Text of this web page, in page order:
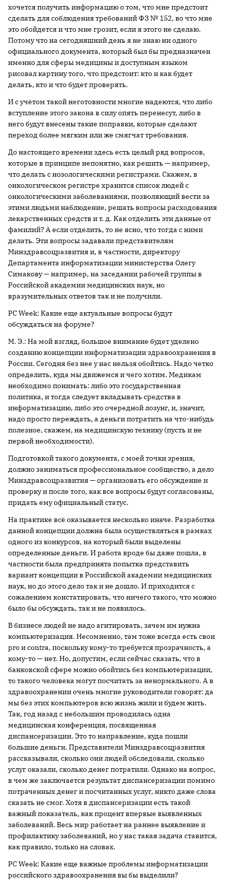
хочется получить информацию о том, что мне предстоит
сделать для соблюдения требований ФЗ № 152, во что мне
это обойдется и что мне грозит, если я этого не сделаю.
Потому что на сегодняшний день я не знаю ни одного
официального документа, который был бы предназначен
именно для сферы медицины и доступным языком
рисовал картину того, что предстоит: кто и как будет
делать, кто и что будет проверять.
И с учётом такой неготовности многие надеются, что либо
вступление этого закона в силу опять перенесут, либо в
него будут внесены такие поправки, которые сделают
переход более мягким или же смягчат требования.
До настоящего времени здесь есть целый ряд вопросов,
которые в принципе непонятно, как решить — например,
что делать с нозологическими регистрами. Скажем, в
онкологическом регистре хранится список людей с
онкологическими заболеваниями, позволяющий вести за
этими людьми наблюдение, решать вопросы расходования
лекарственных средств и т. д. Как отделить эти данные от
фамилий? А если отделить, то не ясно, что тогда с ними
делать. Эти вопросы задавали представителям
Минздравсоцразвития и, в частности, директору
Департамента информатизации министерства Олегу
Симакову — например, на заседании рабочей группы в
Российской академии медицинских наук, но
вразумительных ответов так и не получили.
PC Week: Какие еще актуальные вопросы будут
обсуждаться на форуме?
М. Э.: На мой взгляд, большое внимание будет уделено
созданию концепции информатизации здравоохранения в
России. Сегодня без нее у нас нельзя обойтись. Надо четко
определить, куда мы движемся и чего хотим. Медикам
необходимо понимать: либо это государственная
политика, и тогда следует вкладывать средства в
информатизацию, либо это очередной лозунг, и, значит,
надо просто переждать, а деньги потратить на что-нибудь
полезное, скажем, на медицинскую технику (пусть и не
первой необходимости).
Подготовкой такого документа, с моей точки зрения,
должно заниматься профессиональное сообщество, а дело
Минздравсоцразвития — организовать его обсуждение и
проверку и после того, как все вопросы будут согласованы,
придать ему официальный статус.
На практике всё оказывается несколько иначе. Разработка
данной концепции должна была осуществляться в рамках
одного из конкурсов, на который были выделены
определенные деньги. И работа вроде бы даже пошла, в
частности была предпринята попытка представить
вариант концепции в Российской академии медицинских
наук, но до этого дело так и не дошло. И приходится с
сожалением констатировать, что ничего такого, что можно
было бы обсуждать, так и не появилось.
В бизнесе людей не надо агитировать, зачем им нужна
компьютеризация. Несомненно, там тоже всегда есть свои
pro и contra, поскольку кому-то требуется прозрачность, а
кому-то — нет. Но, допустим, если сейчас сказать, что в
банковской сфере можно обойтись без компьютеризации,
то такого человека могут посчитать за ненормального. А в
здравоохранении очень многие руководители говорят: да
мы без этих компьютеров всю жизнь жили и будем жить.
Так, год назад с небольшим проводилась одна
медицинская конференция, посвященная
диспансеризации. Это то направление, куда пошли
большие деньги. Представители Минздравсоцразвития
рассказывали, сколько они людей обследовали, сколько
услуг оказали, сколько денег потратили. Однако на вопрос,
в чем же заключается результат диспансеризации помимо
потраченных денег и посчитанных услуг, никто даже слова
сказать не смог. Хотя в диспансеризации есть такой
важный показатель, как процент впервые выявленных
заболеваний. Весь мир работает на раннее выявление и
профилактику заболеваний, но у нас такая задача ставится,
как правило, только на словах.
PC Week: Какие еще важные проблемы информатизации
российского здравоохранения вы бы выделили?